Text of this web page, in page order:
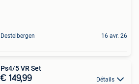
Destelbergen 16 avr. 26
Ps4/5 VR Set
€ 149,99 Détails